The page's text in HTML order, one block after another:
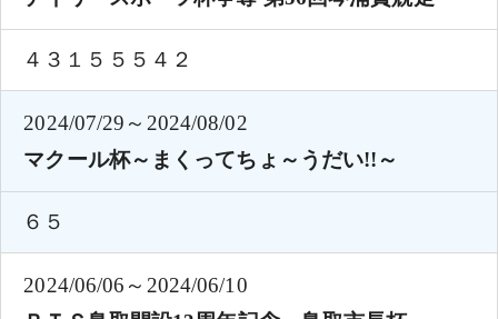
４３１５５５４２
2024/07/29～2024/08/02
マクール杯～まくってちょ～うだい!!～
６５
2024/06/06～2024/06/10